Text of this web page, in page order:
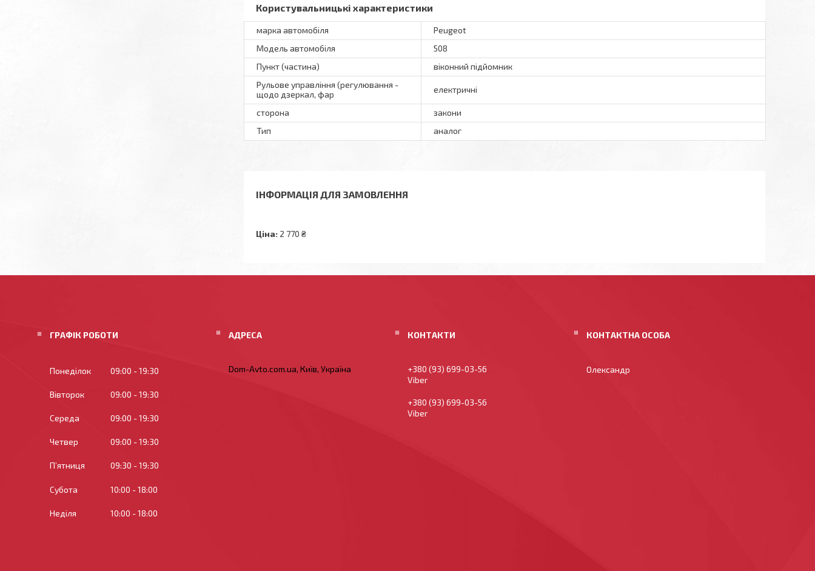
Користувальницькі характеристики
марка автомобіля
Peugeot
Модель автомобіля
508
Пункт (частина)
віконний підйомник
Рульове управління (регулювання -
щодо дзеркал, фар
електричні
сторона
закони
Тип
аналог
ІНФОРМАЦІЯ ДЛЯ ЗАМОВЛЕННЯ
Ціна: 2 770 ₴
ГРАФІК РОБОТИ
Понеділок 09:00 19:30
Вівторок 09:00 19:30
Середа 09:00 19:30
Четвер 09:00 19:30
Пʼятниця 09:30 19:30
Субота 10:00 18:00
Неділя 10:00 18:00
Dom-Avto.com.ua, Київ, Україна
+380 (93) 699-03-56
Viber
+380 (93) 699-03-56
Viber
Олександр